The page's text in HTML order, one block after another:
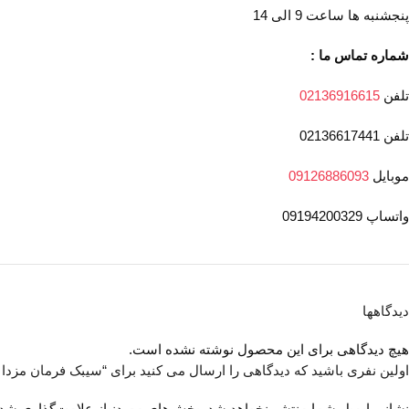
پنجشنبه ها ساعت 9 الی 14
شماره تماس ما :
تلفن 02136916615
تلفن 02136617441
موبایل 09126886093
واتساپ 09194200329
دیدگاهها
هیچ دیدگاهی برای این محصول نوشته نشده است.
اولین نفری باشید که دیدگاهی را ارسال می کنید برای “سیبک فرمان مزدا 323”